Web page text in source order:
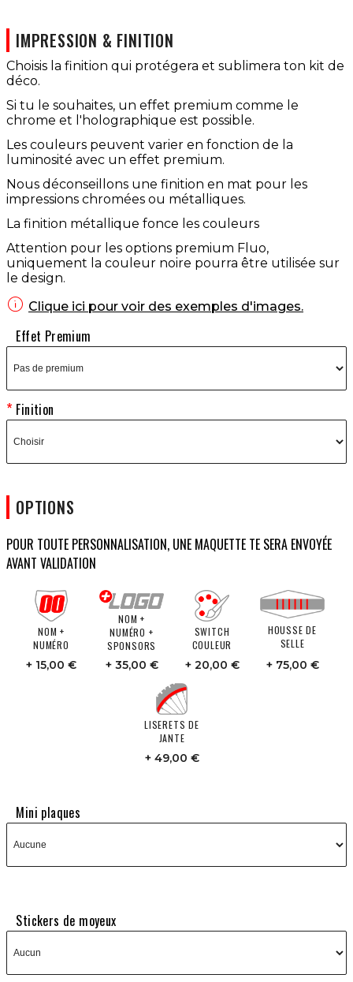
IMPRESSION & FINITION
Choisis la finition qui protégera et sublimera ton kit de
déco.
Si tu le souhaites, un effet premium comme le
chrome et l'holographique est possible.
Les couleurs peuvent varier en fonction de la
luminosité avec un effet premium.
Nous déconseillons une finition en mat pour les
impressions chromées ou métalliques.
La finition métallique fonce les couleurs
Attention pour les options premium Fluo,
uniquement la couleur noire pourra être utilisée sur
le design.
 Clique ici pour voir des exemples d'images.
Effet Premium
Finition
OPTIONS
POUR TOUTE PERSONNALISATION, UNE MAQUETTE TE SERA ENVOYÉE
AVANT VALIDATION
NOM +
NUMÉRO
15,00 €
NOM +
NUMÉRO +
SPONSORS
35,00 €
SWITCH
COULEUR
20,00 €
HOUSSE DE
SELLE
75,00 €
LISERETS DE
JANTE
49,00 €
Mini plaques
Stickers de moyeux